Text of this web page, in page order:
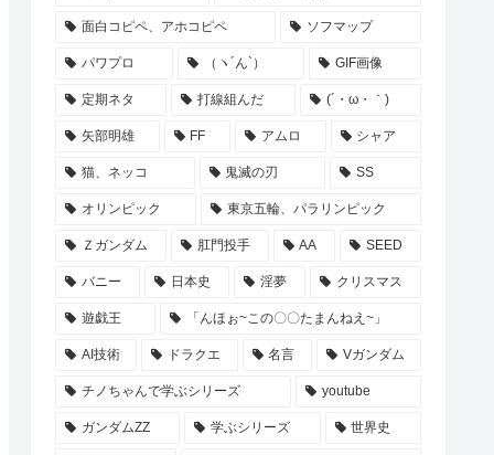
面白コピペ、アホコピペ ソフマップ
パワプロ （ヽ´ん`） GIF画像
定期ネタ 打線組んだ (´・ω・｀)
矢部明雄 FF アムロ シャア
猫、ネッコ 鬼滅の刃 SS
オリンピック 東京五輪、パラリンピック
Ｚガンダム 肛門投手 AA SEED
バニー 日本史 淫夢 クリスマス
遊戯王 「んほぉ~この〇〇たまんねえ~」
AI技術 ドラクエ 名言 Vガンダム
チノちゃんで学ぶシリーズ youtube
ガンダムZZ 学ぶシリーズ 世界史